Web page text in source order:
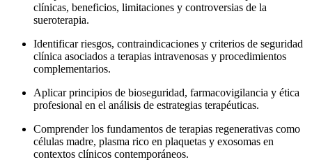
clínicas, beneficios, limitaciones y controversias de la
sueroterapia.
Identificar riesgos, contraindicaciones y criterios de seguridad
clínica asociados a terapias intravenosas y procedimientos
complementarios.
Aplicar principios de bioseguridad, farmacovigilancia y ética
profesional en el análisis de estrategias terapéuticas.
Comprender los fundamentos de terapias regenerativas como
células madre, plasma rico en plaquetas y exosomas en
contextos clínicos contemporáneos.